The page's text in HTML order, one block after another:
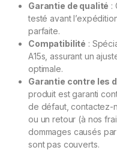
Garantie de qualité :
testé avant
parfaite.
Compatibilité :
A15s, assurant un
optimale.
Garantie contre les
produit est garanti
de défaut, contactez-
ou un retour (à nos
dommages causés
sont pas couverts.